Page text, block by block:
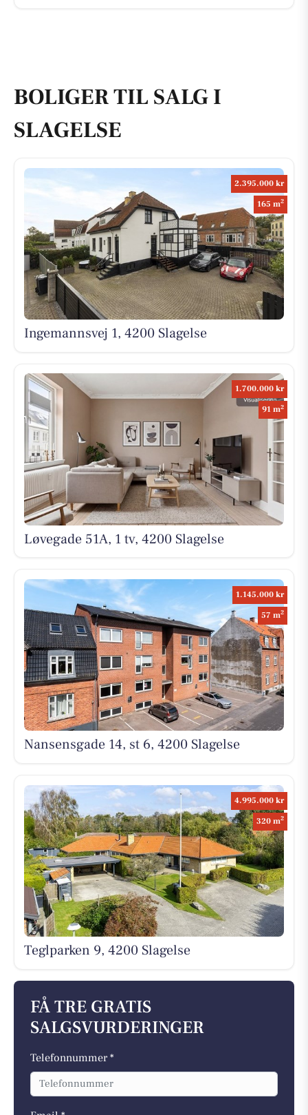
BOLIGER TIL SALG I
SLAGELSE
2.395.000 kr
165 m2
Ingemannsvej 1, 4200 Slagelse
1.700.000 kr
91 m2
Løvegade 51A, 1 tv, 4200 Slagelse
1.145.000 kr
57 m2
Nansensgade 14, st 6, 4200 Slagelse
4.995.000 kr
320 m2
Teglparken 9, 4200 Slagelse
FÅ TRE GRATIS
SALGSVURDERINGER
Telefonnummer *